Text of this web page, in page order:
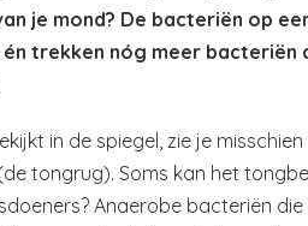
je mond? De bacteriën op
trekken nóg meer bacteriën
in de spiegel, zie je
tongrug). Soms kan het
Anaerobe bacteriën